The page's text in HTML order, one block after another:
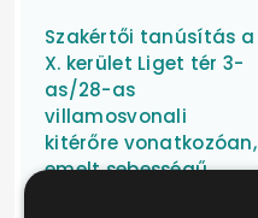
Szakértői tanúsítás a
X. kerület Liget tér 3-
as/28-as
villamosvonali
kitérőre vonatkozóan,
emelt sebességű